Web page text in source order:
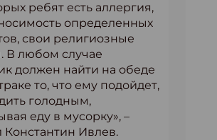
ребят есть аллергия,
определенных
свои религиозные
В любом случае
должен найти на обеде
то, что ему подойдет,
голодным,
еду в мусорку», –
Константин Ивлев.